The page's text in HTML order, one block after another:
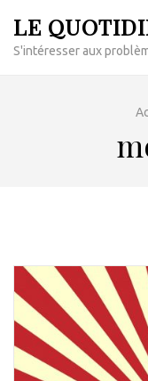
au
contenu
LE
S'intéresser aux